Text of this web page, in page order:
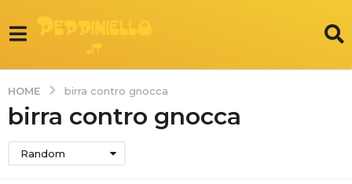
HOME birra contro gnocca
birra contro gnocca
Random